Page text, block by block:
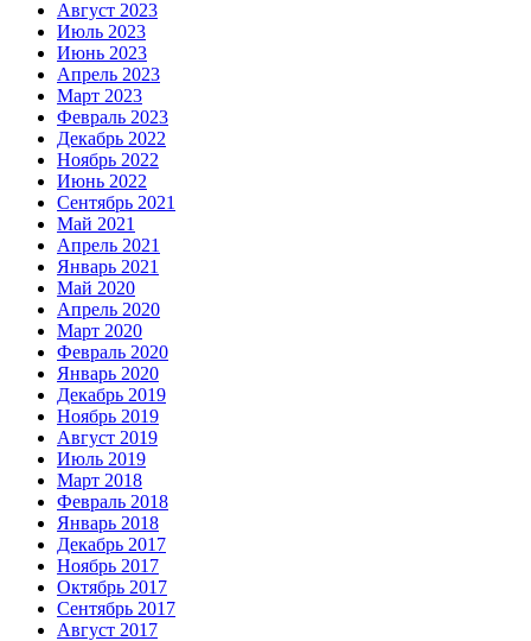
Август 2023
Июль 2023
Июнь 2023
Апрель 2023
Март 2023
Февраль 2023
Декабрь 2022
Ноябрь 2022
Июнь 2022
Сентябрь 2021
Май 2021
Апрель 2021
Январь 2021
Май 2020
Апрель 2020
Март 2020
Февраль 2020
Январь 2020
Декабрь 2019
Ноябрь 2019
Август 2019
Июль 2019
Март 2018
Февраль 2018
Январь 2018
Декабрь 2017
Ноябрь 2017
Октябрь 2017
Сентябрь 2017
Август 2017